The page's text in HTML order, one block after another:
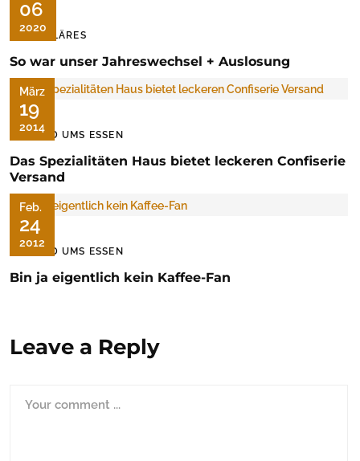
06
2020
FAMILÄRES
So war unser Jahreswechsel + Auslosung
März
19
2014
RUND UMS ESSEN
Das Spezialitäten Haus bietet leckeren Confiserie
Versand
Feb.
24
2012
RUND UMS ESSEN
Bin ja eigentlich kein Kaffee-Fan
Leave a Reply